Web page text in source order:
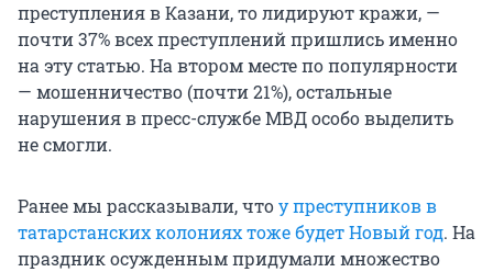
преступления в Казани, то лидируют кражи, —
почти 37% всех преступлений пришлись именно
на эту статью. На втором месте по популярности
— мошенничество (почти 21%), остальные
нарушения в пресс-службе МВД особо выделить
не смогли.
Ранее мы рассказывали, чтоу преступников в
татарстанских колониях тоже будет Новый год. На
праздник осужденным придумали множество